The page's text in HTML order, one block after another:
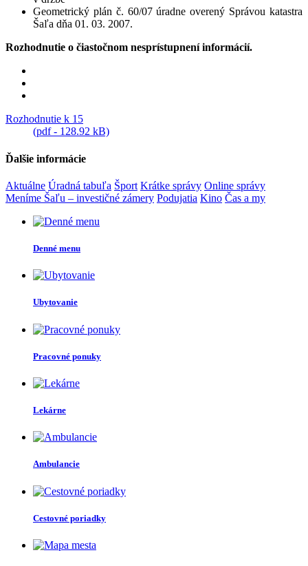
Geometrický plán č. 60/07 úradne overený Správou katastra
Šaľa dňa 01. 03. 2007.
Rozhodnutie o čiastočnom nesprístupnení informácií.
Rozhodnutie k 15
(pdf - 128.92 kB)
Ďalšie informácie
Aktuálne Úradná tabuľa Šport Krátke správy Online správy
Meníme Šaľu – investičné zámery Podujatia Kino Čas a my
Denné menu
Ubytovanie
Pracovné ponuky
Lekárne
Ambulancie
Cestovné poriadky